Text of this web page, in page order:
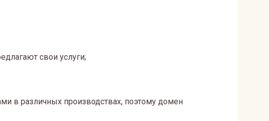
свои услуги;
в различных производствах, поэтому домен